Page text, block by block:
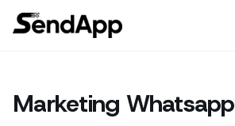
Marketing Whatsapp